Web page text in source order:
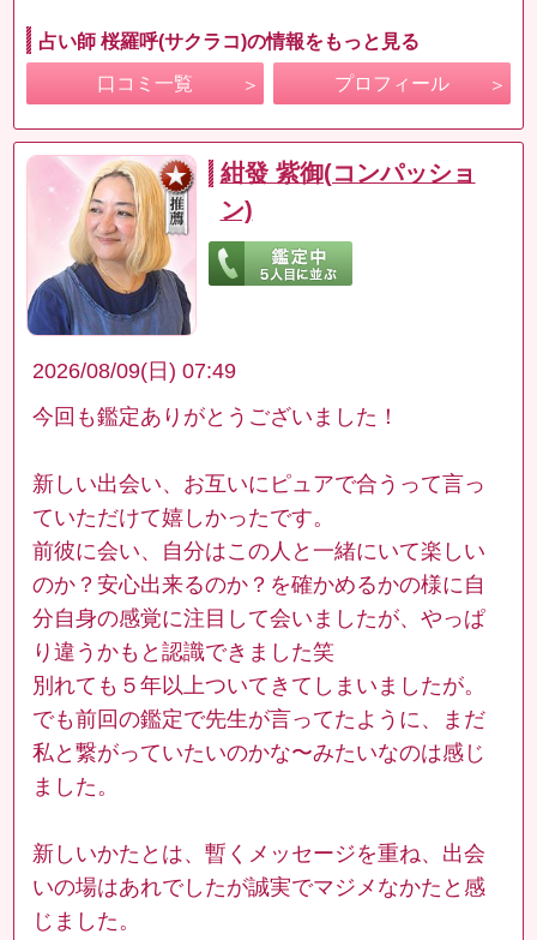
占い師 桜羅呼(サクラコ)の情報をもっと見る
口コミ一覧 プロフィール
紺發 紫御(コンパッショ
ン)
2026/08/09(日) 07:49
今回も鑑定ありがとうございました！
新しい出会い、お互いにピュアで合うって言っ
ていただけて嬉しかったです。
前彼に会い、自分はこの人と一緒にいて楽しい
のか？安心出来るのか？を確かめるかの様に自
分自身の感覚に注目して会いましたが、やっぱ
り違うかもと認識できました笑
別れても５年以上ついてきてしまいましたが。
でも前回の鑑定で先生が言ってたように、まだ
私と繋がっていたいのかな〜みたいなのは感じ
ました。
新しいかたとは、暫くメッセージを重ね、出会
いの場はあれでしたが誠実でマジメなかたと感
じました。